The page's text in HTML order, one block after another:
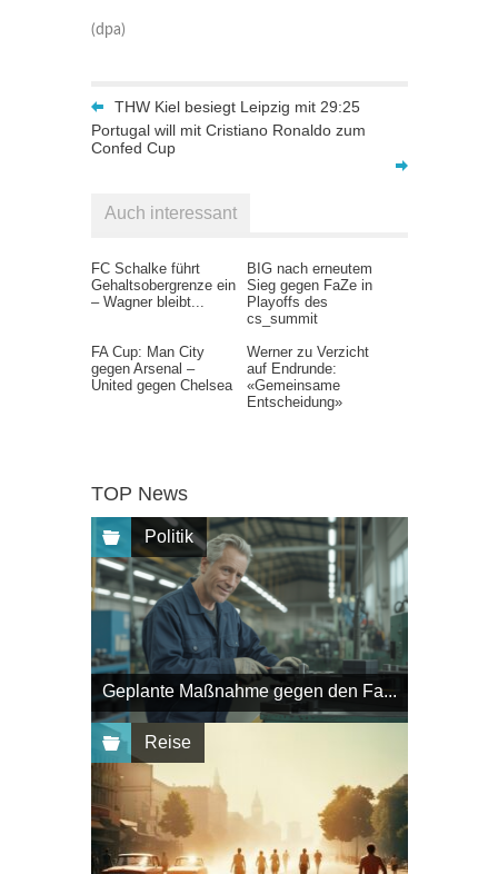
(dpa)
THW Kiel besiegt Leipzig mit 29:25
Portugal will mit Cristiano Ronaldo zum
Confed Cup
Auch interessant
FC Schalke führt
Gehaltsobergrenze ein
– Wagner bleibt...
BIG nach erneutem
Sieg gegen FaZe in
Playoffs des
cs_summit
FA Cup: Man City
gegen Arsenal –
United gegen Chelsea
Werner zu Verzicht
auf Endrunde:
«Gemeinsame
Entscheidung»
TOP News
Politik
Geplante Maßnahme gegen den Fa...
Reise